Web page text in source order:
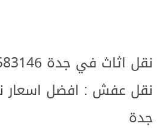
نقل عفش : افضل
جدة